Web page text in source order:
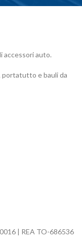
accessori auto.
portatutto e bauli da
| REA TO-686536